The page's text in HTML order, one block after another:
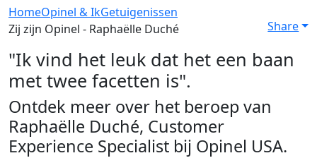
HomeOpinel & IkGetuigenissen
Zij zijn Opinel - Raphaëlle Duché
Share
"Ik vind het leuk dat het een baan
met twee facetten is".
Ontdek meer over het beroep van
Raphaëlle Duché, Customer
Experience Specialist bij Opinel USA.